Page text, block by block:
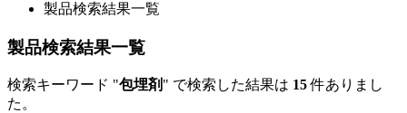
製品検索結果一覧
製品検索結果一覧
検索キーワード "包埋剤 " で検索した結果は 15件ありまし
た。